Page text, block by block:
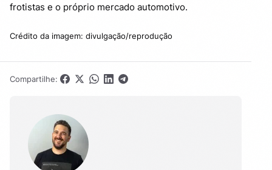
frotistas e o próprio mercado automotivo.
Crédito da imagem: divulgação/reprodução
Compartilhe: